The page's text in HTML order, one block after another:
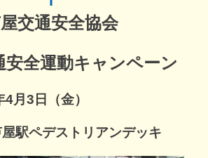
交通安全協会
安全運動キャンペーン
月3日（金）
駅ペデストリアンデッキ